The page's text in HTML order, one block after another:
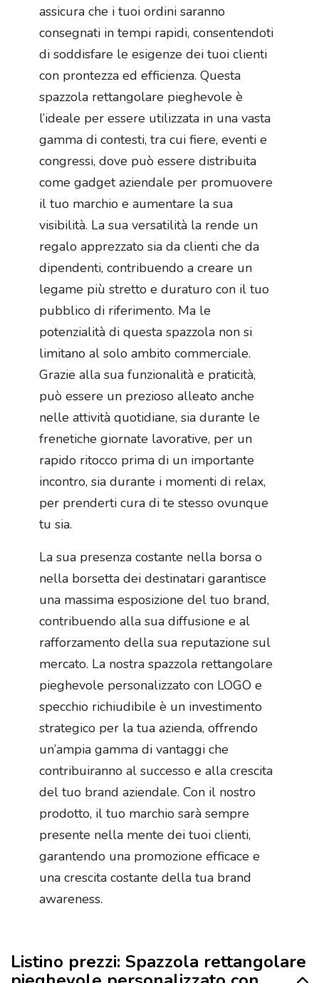
assicura che i tuoi ordini saranno
consegnati in tempi rapidi, consentendoti
di soddisfare le esigenze dei tuoi clienti
con prontezza ed efficienza. Questa
spazzola rettangolare pieghevole è
l’ideale per essere utilizzata in una vasta
gamma di contesti, tra cui fiere, eventi e
congressi, dove può essere distribuita
come gadget aziendale per promuovere
il tuo marchio e aumentare la sua
visibilità. La sua versatilità la rende un
regalo apprezzato sia da clienti che da
dipendenti, contribuendo a creare un
legame più stretto e duraturo con il tuo
pubblico di riferimento. Ma le
potenzialità di questa spazzola non si
limitano al solo ambito commerciale.
Grazie alla sua funzionalità e praticità,
può essere un prezioso alleato anche
nelle attività quotidiane, sia durante le
frenetiche giornate lavorative, per un
rapido ritocco prima di un importante
incontro, sia durante i momenti di relax,
per prenderti cura di te stesso ovunque
tu sia.
La sua presenza costante nella borsa o
nella borsetta dei destinatari garantisce
una massima esposizione del tuo brand,
contribuendo alla sua diffusione e al
rafforzamento della sua reputazione sul
mercato. La nostra spazzola rettangolare
pieghevole personalizzato con LOGO e
specchio richiudibile è un investimento
strategico per la tua azienda, offrendo
un’ampia gamma di vantaggi che
contribuiranno al successo e alla crescita
del tuo brand aziendale. Con il nostro
prodotto, il tuo marchio sarà sempre
presente nella mente dei tuoi clienti,
garantendo una promozione efficace e
una crescita costante della tua brand
awareness.
Listino prezzi: Spazzola rettangolare